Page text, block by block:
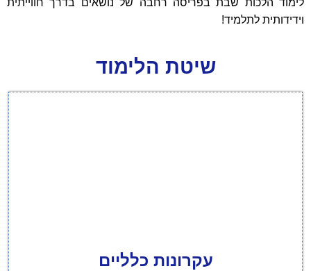
לימוד הלכות שבת בפריסה רחבה של נושאים בדרך חווייתית
וידידותית לתלמיד!
שיטת הלימוד
עקרונות כלליים